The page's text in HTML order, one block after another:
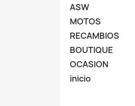
ASW
MOTOS
RECAMBIOS
BOUTIQUE
OCASION
inicio